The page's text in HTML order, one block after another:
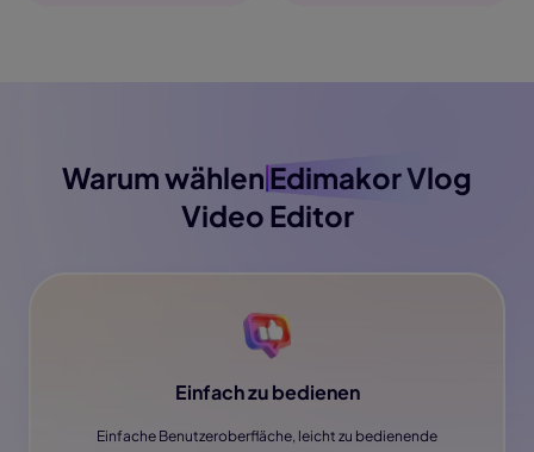
Warum wählenEdimakorVlog
Video Editor
Einfach zu bedienen
Einfache Benutzeroberfläche, leicht zu bedienende